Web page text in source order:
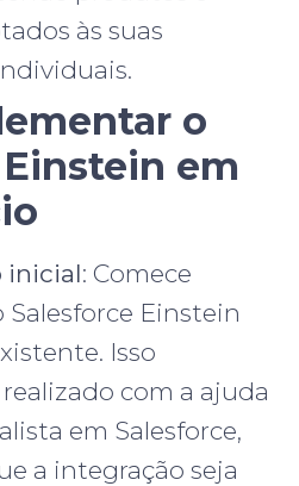
às suas
o
em
inicial: Comece
Einstein
Isso
com a ajuda
em Salesforce,
a integração seja